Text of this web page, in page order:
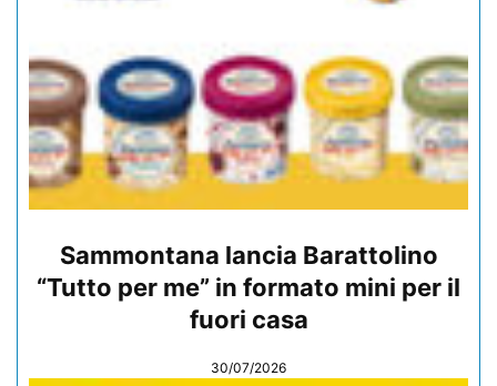
Sammontana lancia Barattolino
“Tutto per me” in formato mini per il
fuori casa
30/07/2026